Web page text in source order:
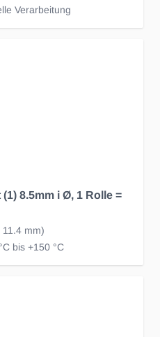
Verarbeitung
8.5mm i Ø, 1 Rolle =
mm)
bis +150 °C